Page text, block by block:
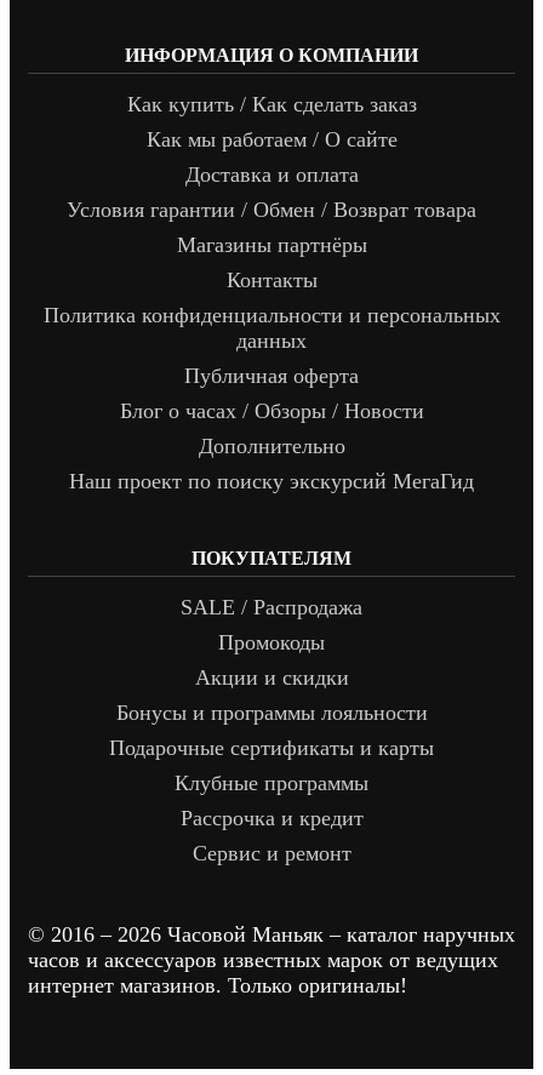
ИНФОРМАЦИЯ О КОМПАНИИ
Как купить / Как сделать заказ
Как мы работаем / О сайте
Доставка и оплата
Условия гарантии / Обмен / Возврат товара
Магазины партнёры
Контакты
Политика конфиденциальности и персональных
данных
Публичная оферта
Блог о часах / Обзоры / Новости
Дополнительно
Наш проект по поиску экскурсий МегаГид
ПОКУПАТЕЛЯМ
SALE / Распродажа
Промокоды
Акции и скидки
Бонусы и программы лояльности
Подарочные сертификаты и карты
Клубные программы
Рассрочка и кредит
Сервис и ремонт
© 2016 – 2026 Часовой Маньяк – каталог наручных
часов и аксессуаров известных марок от ведущих
интернет магазинов. Только оригиналы!